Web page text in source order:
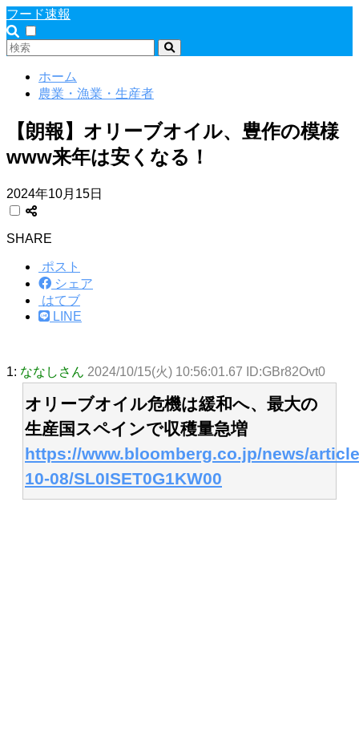
フード速報
ホーム
農業・漁業・生産者
【朗報】オリーブオイル、豊作の模様
www来年は安くなる！
2024年10月15日
SHARE
ポスト
シェア
はてブ
LINE
1: ななしさん 2024/10/15(火) 10:56:01.67 ID:GBr82Ovt0
オリーブオイル危機は緩和へ、最大の
生産国スペインで収穫量急増
https://www.bloomberg.co.jp/news/
10-08/SL0ISET0G1KW00